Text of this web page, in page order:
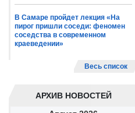
В Самаре пройдет лекция «На
пирог пришли соседи: феномен
соседства в современном
краеведении»
Весь список
АРХИВ НОВОСТЕЙ